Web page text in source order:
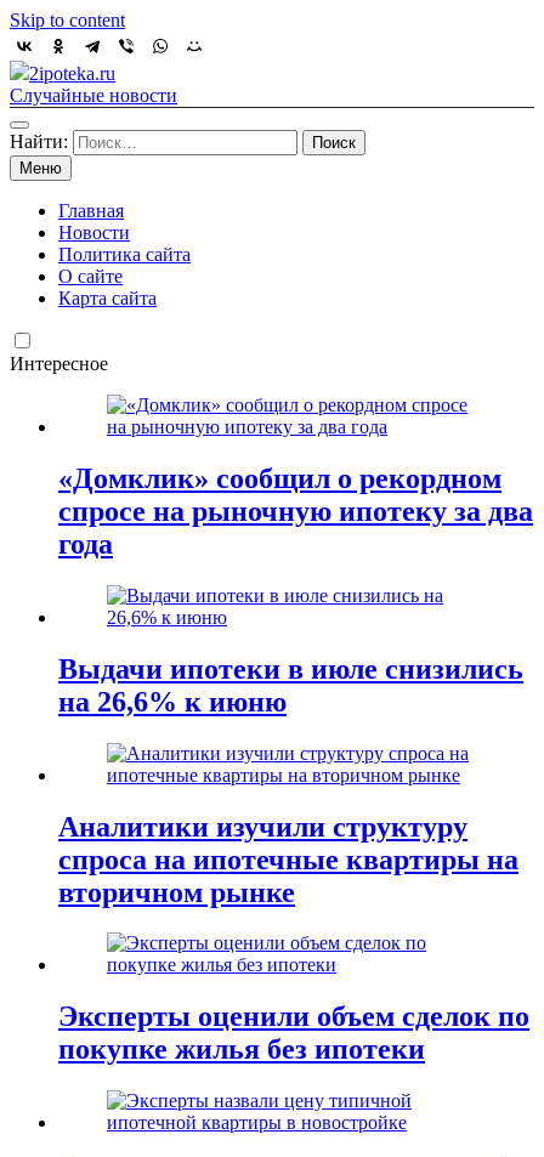
Skip to content
2ipoteka.ru
Случайные новости
Найти:
Меню
Главная
Новости
Политика сайта
О сайте
Карта сайта
Интересное
«Домклик» сообщил о рекордном
спросе на рыночную ипотеку за два
года
Выдачи ипотеки в июле снизились
на 26,6% к июню
Аналитики изучили структуру
спроса на ипотечные квартиры на
вторичном рынке
Эксперты оценили объем сделок по
покупке жилья без ипотеки